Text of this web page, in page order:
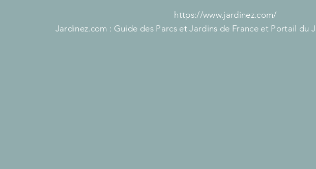
https://www.jardinez.com/
Jardinez.com : Guide des Parcs et Jardins de France et Portail du